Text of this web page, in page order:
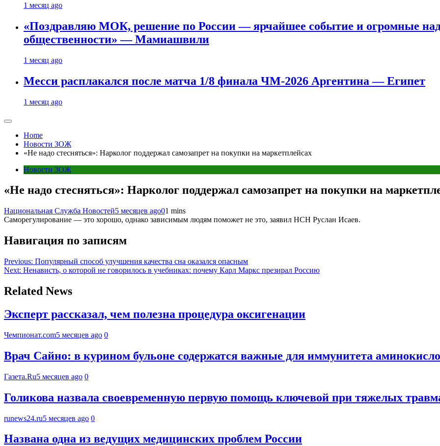
1 месяц ago
«Поздравляю МОК, решение по России — ярчайшее событие и огромные
общественности» — Мамиашвили
1 месяц ago
Месси расплакался после матча 1/8 финала ЧМ-2026 Аргентина — Египет
1 месяц ago
Home
Новости ЗОЖ
«Не надо стесняться»: Нарколог поддержал самозапрет на покупки на маркетплейсах
Новости ЗОЖ
«Не надо стесняться»: Нарколог поддержал самозапрет на покупки на
Национальная Служба Новостей5 месяцев ago01 mins
Саморегулирование — это хорошо, однако зависимым людям поможет не это, заявил НСН Руслан Исаев.
Навигация по записям
Previous: Популярный способ улучшения качества сна оказался опасным
Next: Ненависть, о которой не говорилось в учебниках: почему Карл Маркс презирал Россию
Related News
Эксперт рассказал, чем полезна процедура оксигенации
Чемпионат.com5 месяцев ago 0
Врач Сайно: в курином бульоне содержатся важные для иммунитета
Газета.Ru5 месяцев ago 0
Голикова назвала своевременную первую помощь ключевой при тяжелых
runews24.ru5 месяцев ago 0
Названа одна из ведущих медицинских проблем России